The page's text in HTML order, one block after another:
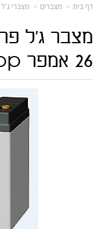
דף בית מצברים מצברי
26 אמפר Schnapp